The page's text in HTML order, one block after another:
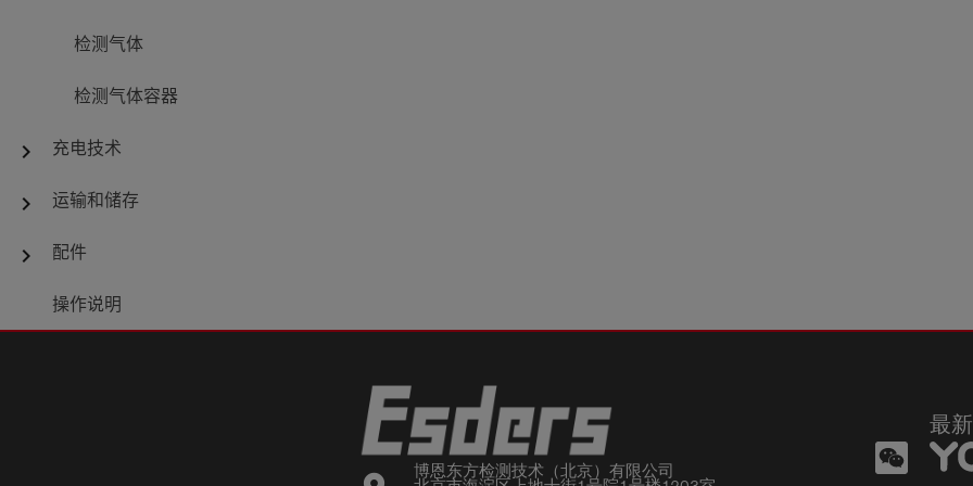
检测气体
检测气体容器
chevron_right 充电技术
chevron_right 运输和储存
chevron_right 配件
操作说明
博恩东方检测技术（北京）有限公司
最